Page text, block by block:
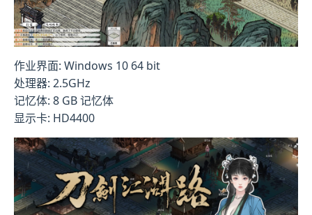
作业界面: Windows 10 64 bit
处理器: 2.5GHz
记忆体: 8 GB 记忆体
显示卡: HD4400